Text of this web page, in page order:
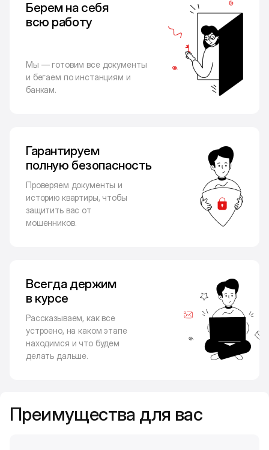
Берем на себя
всю работу
Мы — готовим все документы
и бегаем по инстанциям и
банкам.
Гарантируем
полную безопасность
Проверяем документы и
историю квартиры, чтобы
защитить вас от
мошенников.
Всегда держим
в курсе
Рассказываем, как все
устроено, на каком этапе
находимся и что будем
делать дальше.
Преимущества для вас